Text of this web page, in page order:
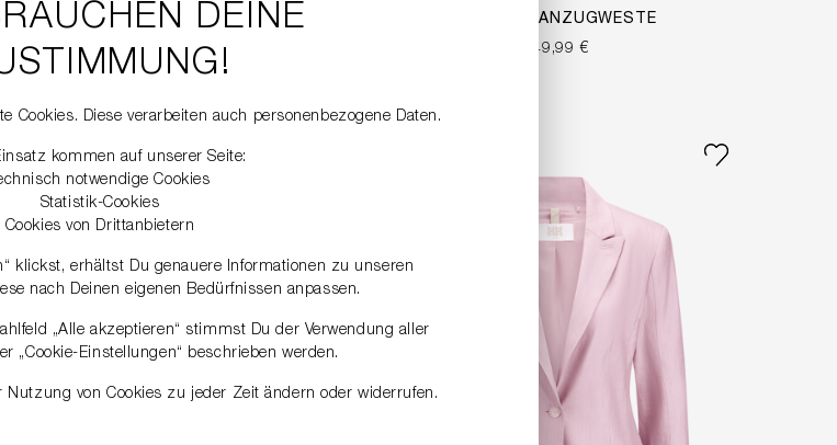
CROPPED BLAZER
469,99 €
KARIERTE ANZUGWESTE
349,99 €
DEINE
Cookies. Diese verarbeiten auch personenbezogene Daten.
kommen auf unserer Seite:
notwendige Cookies
Statistik-Cookies
Cookies von Drittanbietern
klickst, erhältst Du genauere Informationen zu unseren
nach Deinen eigenen Bedürfnissen anpassen.
„Alle akzeptieren“ stimmst Du der Verwendung aller
„Cookie-Einstellungen“ beschrieben werden.
von Cookies zu jeder Zeit ändern oder widerrufen.